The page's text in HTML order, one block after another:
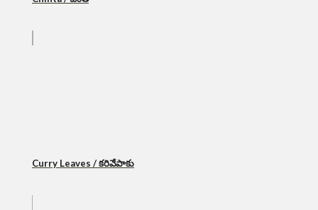
Curry Leaves / కరివేపాకు